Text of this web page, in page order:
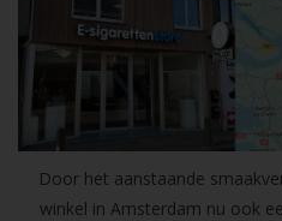
Door het aanstaande
winkel in Amsterdam nu ook